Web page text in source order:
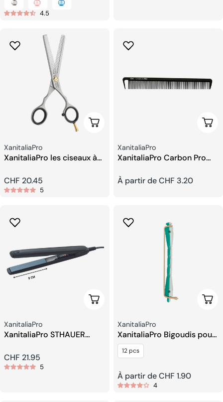
habituel
4.5
Ajouter Au Panier
Fournisseur:
XanitaliaPro
XanitaliaPro les ciseaux à
Prix
CHF 20.45
5
Fournisseur:
XanitaliaPro
XanitaliaPro Carbon Pro
Prix
À partir de CHF 3.20
Ajouter Au Panier
Fournisseur:
XanitaliaPro
XanitaliaPro STHAUER
plaques de 9 cm
Prix
CHF 21.95
5
Fournisseur:
XanitaliaPro
XanitaliaPro Bigoudis pour
Permanente
12 pcs
Prix
À partir de CHF 1.90
4